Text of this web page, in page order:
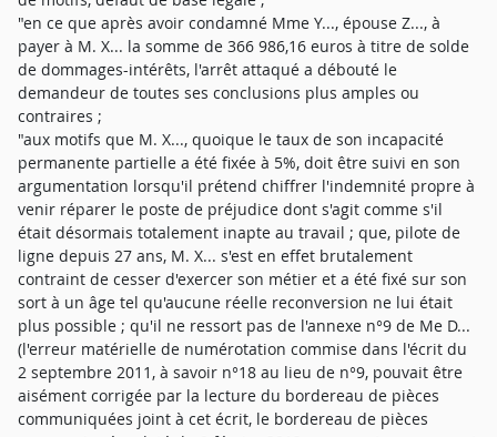
"en ce que après avoir condamné Mme Y..., épouse Z..., à
payer à M. X... la somme de 366 986,16 euros à titre de solde
de dommages-intérêts, l'arrêt attaqué a débouté le
demandeur de toutes ses conclusions plus amples ou
contraires ;
"aux motifs que M. X..., quoique le taux de son incapacité
permanente partielle a été fixée à 5%, doit être suivi en son
argumentation lorsqu'il prétend chiffrer l'indemnité propre à
venir réparer le poste de préjudice dont s'agit comme s'il
était désormais totalement inapte au travail ; que, pilote de
ligne depuis 27 ans, M. X... s'est en effet brutalement
contraint de cesser d'exercer son métier et a été fixé sur son
sort à un âge tel qu'aucune réelle reconversion ne lui était
plus possible ; qu'il ne ressort pas de l'annexe n°9 de Me D...
(l'erreur matérielle de numérotation commise dans l'écrit du
2 septembre 2011, à savoir n°18 au lieu de n°9, pouvait être
aisément corrigée par la lecture du bordereau de pièces
communiquées joint à cet écrit, le bordereau de pièces